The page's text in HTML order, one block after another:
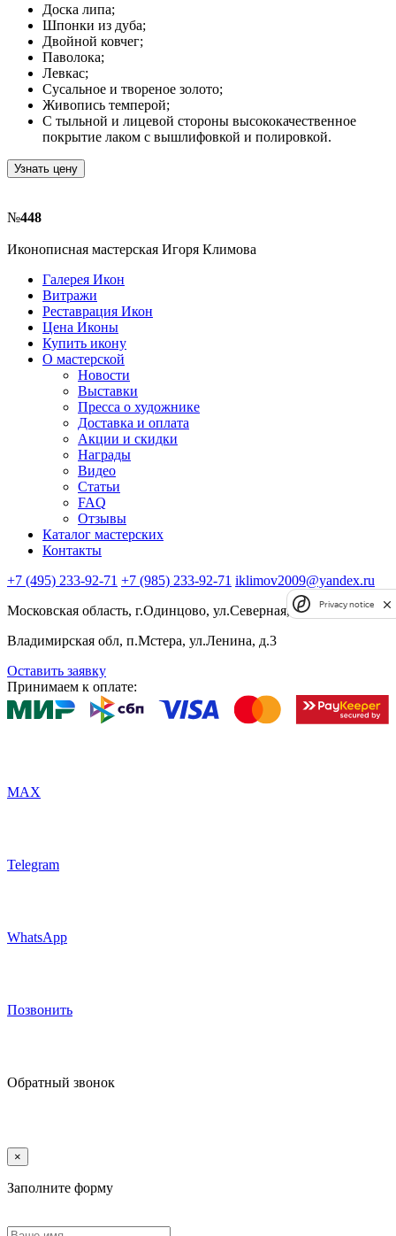
Доска липа;
Шпонки из дуба;
Двойной ковчег;
Паволока;
Левкас;
Сусальное и твореное золото;
Живопись темперой;
С тыльной и лицевой стороны высококачественное
покрытие лаком с вышлифовкой и полировкой.
Узнать цену
№448
Иконописная мастерская Игоря Климова
Галерея Икон
Витражи
Реставрация Икон
Цена Иконы
Купить икону
О мастерской
Новости
Выставки
Пресса о художнике
Доставка и оплата
Акции и скидки
Награды
Видео
Статьи
FAQ
Отзывы
Каталог мастерских
Контакты
+7 (495) 233-92-71 +7 (985) 233-92-71 iklimov2009@yandex.ru
Московская область, г.Одинцово, ул.Северная, д.5, к.4
Владимирская обл, п.Мстера, ул.Ленина, д.3
Оставить заявку
Принимаем к оплате:
MAX
Telegram
WhatsApp
Позвонить
Обратный звонок
×
Заполните форму
Privacy notice